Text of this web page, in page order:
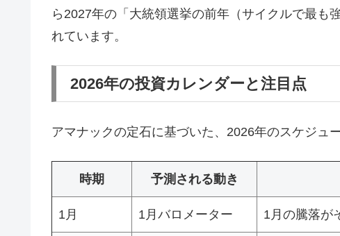
ら2027年の「大統領選挙の前年（サイクルで最も
れています。
2026年の投資カレンダーと注目点
アマナックの定石に基づいた、2026年のスケジュ
時期 予測される動き
1月 1月バロメーター 1月の騰落が